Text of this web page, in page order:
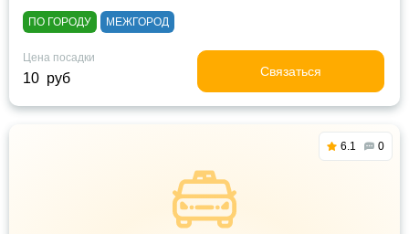
ПО ГОРОДУ МЕЖГОРОД
Цена посадки
10 руб Связаться
6.1 0